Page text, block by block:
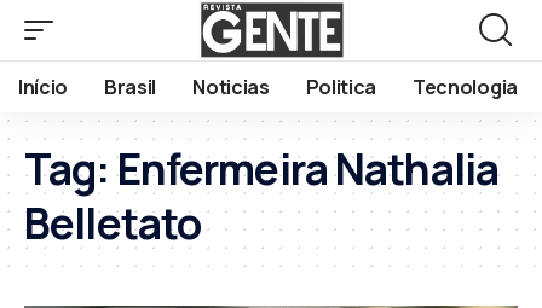
Início Brasil Noticias Politica Tecnologia
Tag:Enfermeira Nathalia
Belletato